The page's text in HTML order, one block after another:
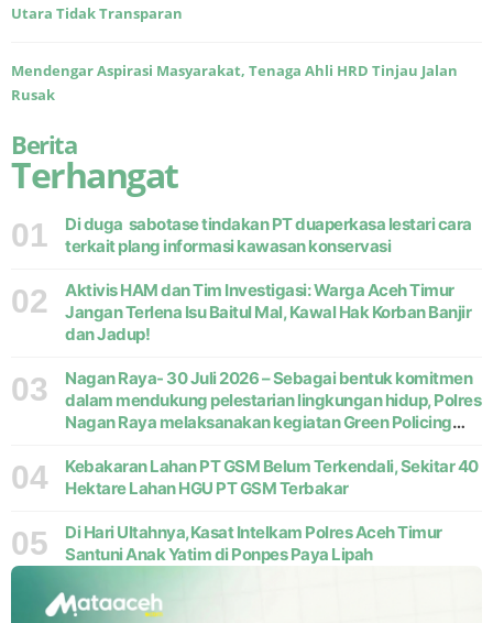
Utara Tidak Transparan
Mendengar Aspirasi Masyarakat, Tenaga Ahli HRD Tinjau Jalan
Rusak
Berita
Terhangat
01
Di duga sabotase tindakan PT duaperkasa lestari cara
terkait plang informasi kawasan konservasi
02
Aktivis HAM dan Tim Investigasi: Warga Aceh Timur
Jangan Terlena Isu Baitul Mal, Kawal Hak Korban Banjir
dan Jadup!
03
Nagan Raya- 30 Juli 2026 – Sebagai bentuk komitmen
dalam mendukung pelestarian lingkungan hidup, Polres
Nagan Raya melaksanakan kegiatan Green Policing
Kecamatan Beutong, Kabupaten
04
Kebakaran Lahan PT GSM Belum Terkendali, Sekitar 40
Hektare Lahan HGU PT GSM Terbakar
05
Di Hari Ultahnya,Kasat Intelkam Polres Aceh Timur
Santuni Anak Yatim di Ponpes Paya Lipah